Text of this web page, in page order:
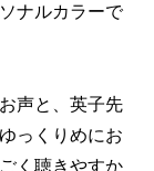
ナルカラーで
声と、英子先
っくりめにお
く聴きやすか